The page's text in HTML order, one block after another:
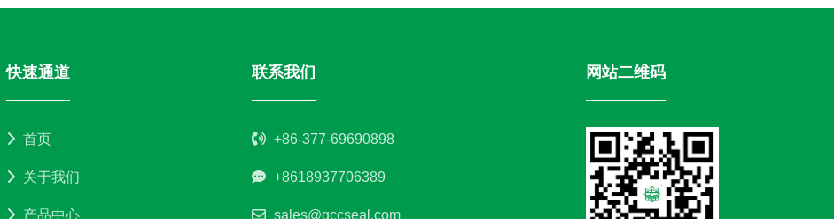
快速通道
首页
关于我们
产品中心
联系我们
+86-377-69690898
+8618937706389
sales@gccseal.com
网站二维码